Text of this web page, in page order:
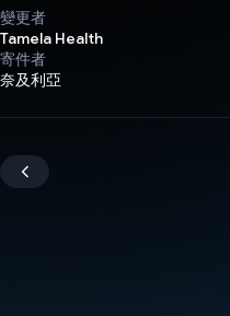
變更者
Tamela Health
寄件者
奈及利亞